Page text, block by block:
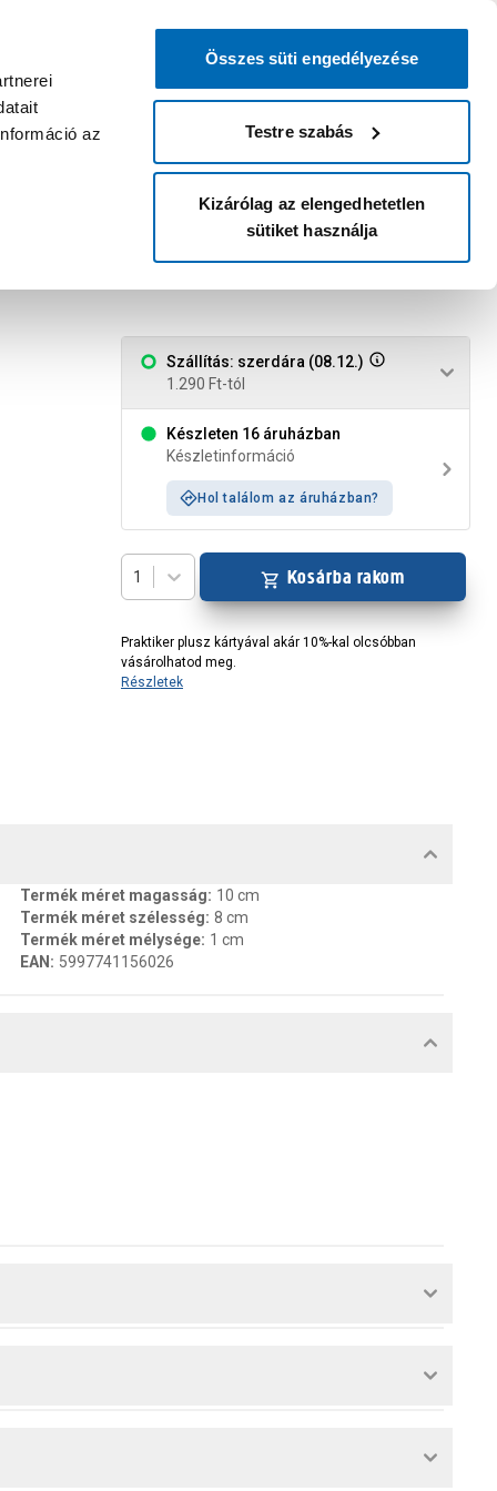
az
Összes süti engedélyezése
Testre szabás
Kizárólag az elengedhetetlen
sütiket használja
bejelentkezni?
Belépés Listáim
Áruházak és szolgáltatások
Szállítás: szerdára (08.12.)
1.290 Ft-tól
Készleten 16 áruházban
Készletinformáció
Hol találom az áruházban?
1 Kosárba rakom
Praktiker plusz kártyával akár 10%-kal olcsóbban
vásárolhatod meg.
Részletek
Termék méret magasság: 10 cm
Termék méret szélesség: 8 cm
Termék méret mélysége: 1 cm
EAN : 5997741156026